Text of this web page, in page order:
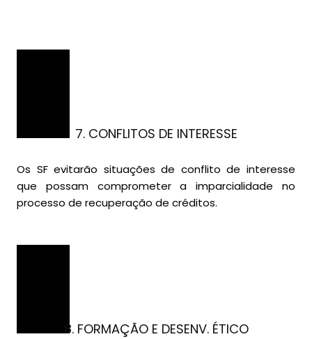
7. CONFLITOS DE INTERESSE
Os SF evitarão situações de conflito de interesse
que possam comprometer a imparcialidade no
processo de recuperação de créditos.
8. FORMAÇÃO E DESENV. ÉTICO